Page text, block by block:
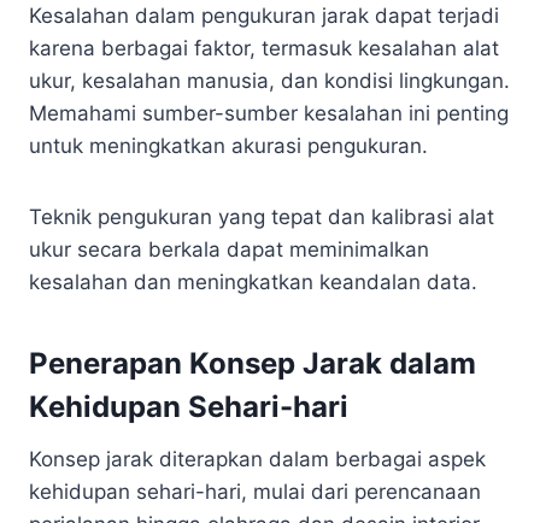
Kesalahan dalam pengukuran jarak dapat terjadi
karena berbagai faktor, termasuk kesalahan alat
ukur, kesalahan manusia, dan kondisi lingkungan.
Memahami sumber-sumber kesalahan ini penting
untuk meningkatkan akurasi pengukuran.
Teknik pengukuran yang tepat dan kalibrasi alat
ukur secara berkala dapat meminimalkan
kesalahan dan meningkatkan keandalan data.
Penerapan Konsep Jarak dalam
Kehidupan Sehari-hari
Konsep jarak diterapkan dalam berbagai aspek
kehidupan sehari-hari, mulai dari perencanaan